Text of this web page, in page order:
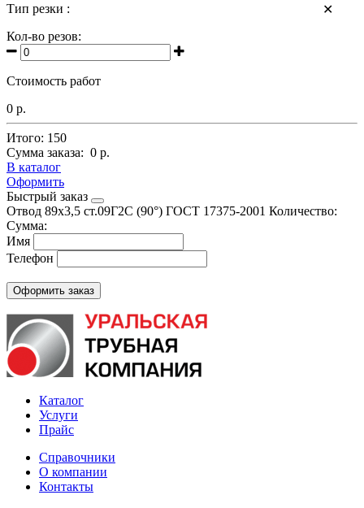
✕
Тип резки :
Кол-во резов:
Стоимость работ
0 р.
Итого: 150
Сумма заказа: 0 р.
В каталог
Оформить
Быстрый заказ
Отвод 89х3,5 ст.09Г2С (90°) ГОСТ 17375-2001 Количество:
Сумма:
Имя
Телефон
Каталог
Услуги
Прайс
Справочники
О компании
Контакты